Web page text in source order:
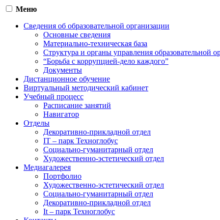
Меню
Сведения об образовательной организации
Основные сведения
Материально-техническая база
Структура и органы управления образовательной
“Борьба с коррупцией-дело каждого”
Документы
Дистанционное обучение
Виртуальный методический кабинет
Учебный процесс
Расписание занятий
Навигатор
Отделы
Декоративно-прикладной отдел
IT – парк Техноглобус
Социально-гуманитарный отдел
Художественно-эстетический отдел
Медиагалерея
Портфолио
Художественно-эстетический отдел
Социально-гуманитарный отдел
Декоративно-прикладной отдел
It – парк Техноглобус